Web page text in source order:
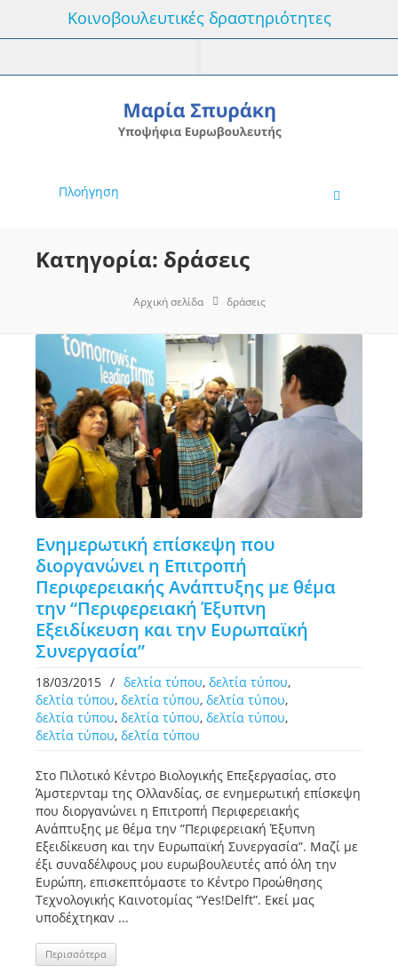
Κοινοβουλευτικές δραστηριότητες
Πλοήγηση
Κατηγορία: δράσεις
Αρχική σελίδα δράσεις
Eνημερωτική επίσκεψη που
διοργανώνει η Επιτροπή
Περιφερειακής Ανάπτυξης με θέμα
την “Περιφερειακή Έξυπνη
Εξειδίκευση και την Ευρωπαϊκή
Συνεργασία”
18/03/2015 / δελτία τύπου, δελτία τύπου,
δελτία τύπου, δελτία τύπου, δελτία τύπου,
δελτία τύπου, δελτία τύπου, δελτία τύπου,
δελτία τύπου, δελτία τύπου
Στο Πιλοτικό Κέντρο Βιολογικής Επεξεργασίας, στο
Άμστερνταμ της Ολλανδίας, σε ενημερωτική επίσκεψη
που διοργανώνει η Επιτροπή Περιφερειακής
Ανάπτυξης με θέμα την ”Περιφερειακή Έξυπνη
Εξειδίκευση και την Ευρωπαϊκή Συνεργασία”. Μαζί με
έξι συναδέλφους μου ευρωβουλευτές από όλη την
Ευρώπη, επισκεπτόμαστε το Κέντρο Προώθησης
Τεχνολογικής Καινοτομίας “Yes!Delft”. Eκεί μας
υποδέχτηκαν ...
Περισσότερα